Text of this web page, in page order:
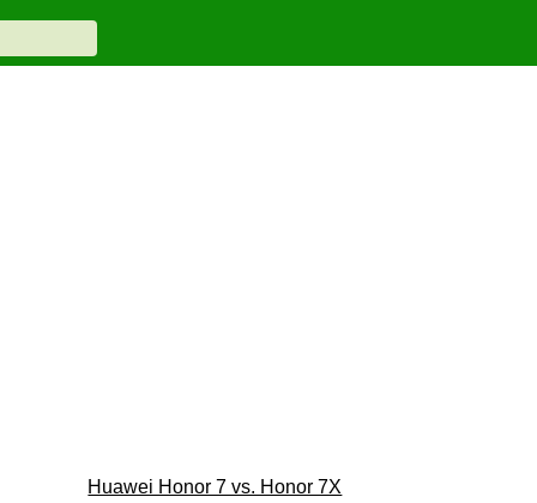
Huawei Honor 7 vs. Honor 7X